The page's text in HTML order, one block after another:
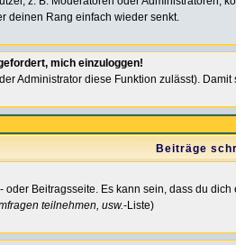
deinen Rang einfach wieder senkt.
mich einzuloggen!
Administrator diese Funktion zulässt).
Beiträge
Beitragsseite. Es kann sein, dass du
teilnehmen, usw.-Liste)